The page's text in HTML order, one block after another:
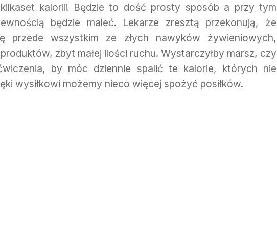
kalorii! Będzie to dość prosty sposób a przy tym
będzie maleć. Lekarze zresztą przekonują, że
przede wszystkim ze złych nawyków żywieniowych,
zbyt małej ilości ruchu. Wystarczyłby marsz, czy
by móc dziennie spalić te kalorie, których nie
wysiłkowi możemy nieco więcej spożyć posiłków.